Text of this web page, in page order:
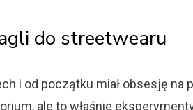
do streetwearu
i od początku miał obsesję na
ale to właśnie